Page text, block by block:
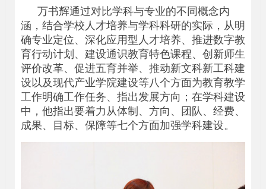
万书辉通过对比学科与专业的不同概念内
涵，结合学校人才培养与学科科研的实际，从明
确专业定位、深化应用型人才培养、推进数字教
育行动计划、建设通识教育特色课程、创新师生
评价改革、促进五育并举、推动新文科新工科建
设以及现代产业学院建设等八个方面为教育教学
工作明确工作任务、指出发展方向；在学科建设
中，他指出要着力从体制、方向、团队、经费、
成果、目标、保障等七个方面加强学科建设。